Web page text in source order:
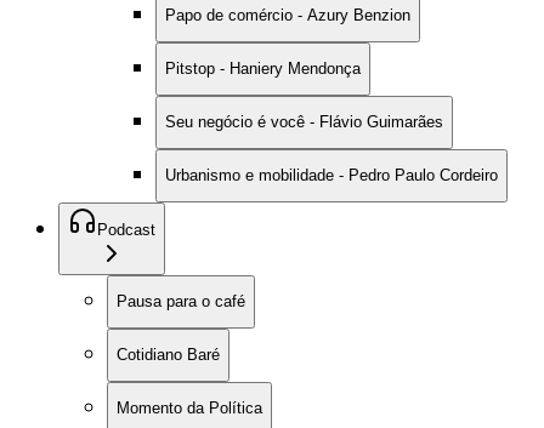
Papo de comércio - Azury Benzion
Pitstop - Haniery Mendonça
Seu negócio é você - Flávio Guimarães
Urbanismo e mobilidade - Pedro Paulo Cordeiro
Podcast
Pausa para o café
Cotidiano Baré
Momento da Política